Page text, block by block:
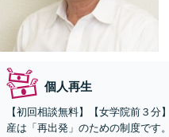
個人再生
【初回相談無料】【女学院前３
産は「再出発」のための制度です